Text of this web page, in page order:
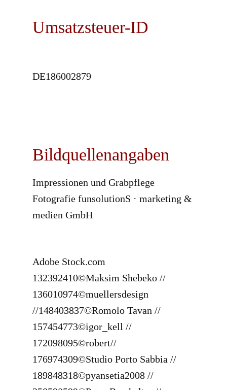
Umsatzsteuer-ID
DE186002879
Bildquellenangaben
Impressionen und Grabpflege
Fotografie funsolutionS · marketing &
medien GmbH
Adobe Stock.com
132392410©Maksim Shebeko //
136010974©muellersdesign
//148403837©Romolo Tavan //
157454773©igor_kell //
172098095©robert//
176974309©Studio Porto Sabbia //
189848318©pyansetia2008 //